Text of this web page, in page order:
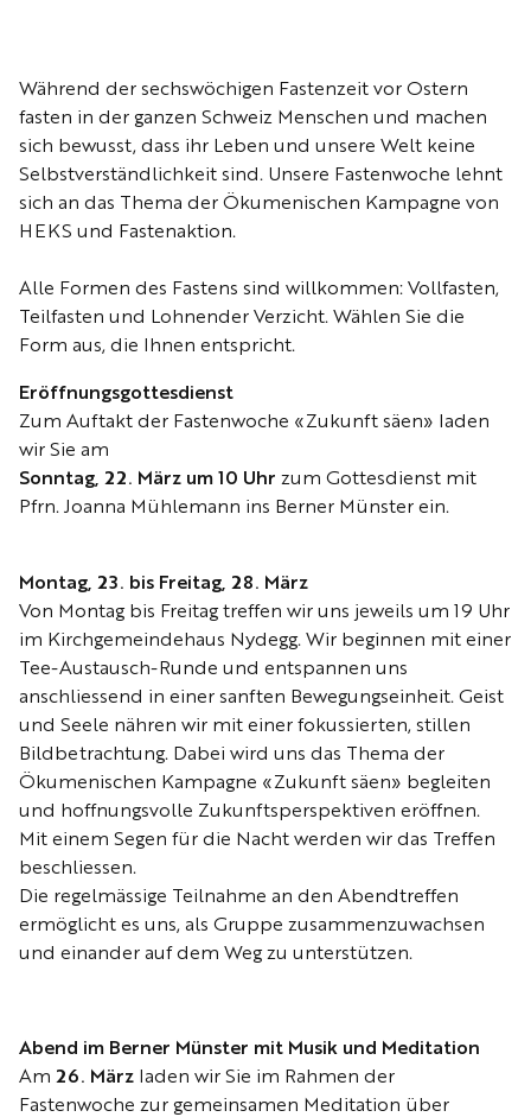
Während der sechswöchigen Fastenzeit vor Ostern
fasten in der ganzen Schweiz Menschen und machen
sich bewusst, dass ihr Leben und unsere Welt keine
Selbstverständlichkeit sind. Unsere Fastenwoche lehnt
sich an das Thema der Ökumenischen Kampagne von
HEKS und Fastenaktion.
Alle Formen des Fastens sind willkommen: Vollfasten,
Teilfasten und Lohnender Verzicht. Wählen Sie die
Form aus, die Ihnen entspricht.
Eröffnungsgottesdienst
Zum Auftakt der Fastenwoche «Zukunft säen» laden
wir Sie am
Sonntag, 22. März um 10 Uhr zum Gottesdienst mit
Pfrn. Joanna Mühlemann ins Berner Münster ein.
Montag, 23. bis Freitag, 28. März
Von Montag bis Freitag treffen wir uns jeweils um 19 Uhr
im Kirchgemeindehaus Nydegg. Wir beginnen mit einer
Tee-Austausch-Runde und entspannen uns
anschliessend in einer sanften Bewegungseinheit. Geist
und Seele nähren wir mit einer fokussierten, stillen
Bildbetrachtung. Dabei wird uns das Thema der
Ökumenischen Kampagne «Zukunft säen» begleiten
und hoffnungsvolle Zukunftsperspektiven eröffnen.
Mit einem Segen für die Nacht werden wir das Treffen
beschliessen.
Die regelmässige Teilnahme an den Abendtreffen
ermöglicht es uns, als Gruppe zusammenzuwachsen
und einander auf dem Weg zu unterstützen.
Abend im Berner Münster mit Musik und Meditation
Am 26. März laden wir Sie im Rahmen der
Fastenwoche zur gemeinsamen Meditation über